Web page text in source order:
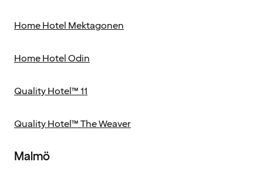
Home Hotel Mektagonen
Home Hotel Odin
Quality Hotel™ 11
Quality Hotel™ The Weaver
Malmö